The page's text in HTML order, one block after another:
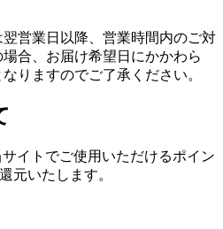
営業日以降、営業時間内のご対
合、お届け希望日にかかわら
りますのでご了承ください。
サイトでご使用いただけるポイン
元いたします。